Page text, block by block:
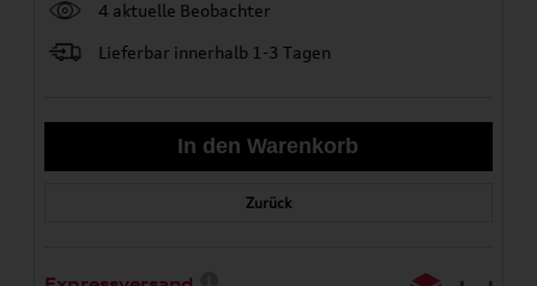
4 aktuelle Beobachter
Lieferbar innerhalb 1-3 Tagen
Zurück